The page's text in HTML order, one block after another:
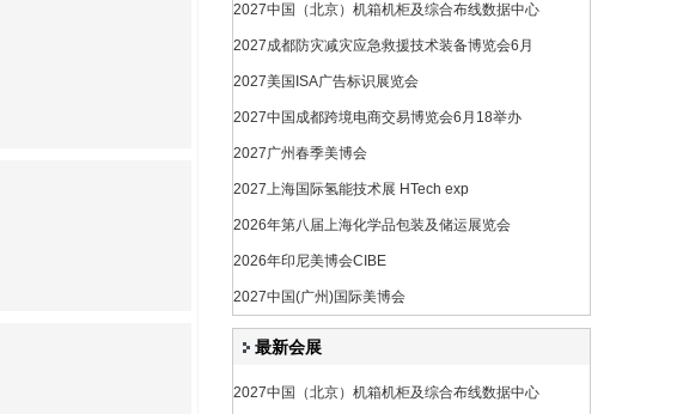
2027中国（北京）机箱机柜及综合布线数据中心
2027成都防灾减灾应急救援技术装备博览会6月
2027美国ISA广告标识展览会
2027中国成都跨境电商交易博览会6月18举办
2027广州春季美博会
2027上海国际氢能技术展 HTech exp
2026年第八届上海化学品包装及储运展览会
2026年印尼美博会CIBE
2027中国(广州)国际美博会
最新会展
2027中国（北京）机箱机柜及综合布线数据中心